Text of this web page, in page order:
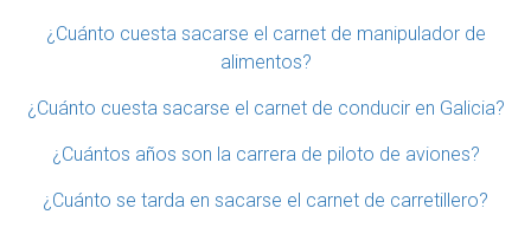
¿Cuánto cuesta sacarse el carnet de manipulador de
alimentos?
¿Cuánto cuesta sacarse el carnet de conducir en Galicia?
¿Cuántos años son la carrera de piloto de aviones?
¿Cuánto se tarda en sacarse el carnet de carretillero?